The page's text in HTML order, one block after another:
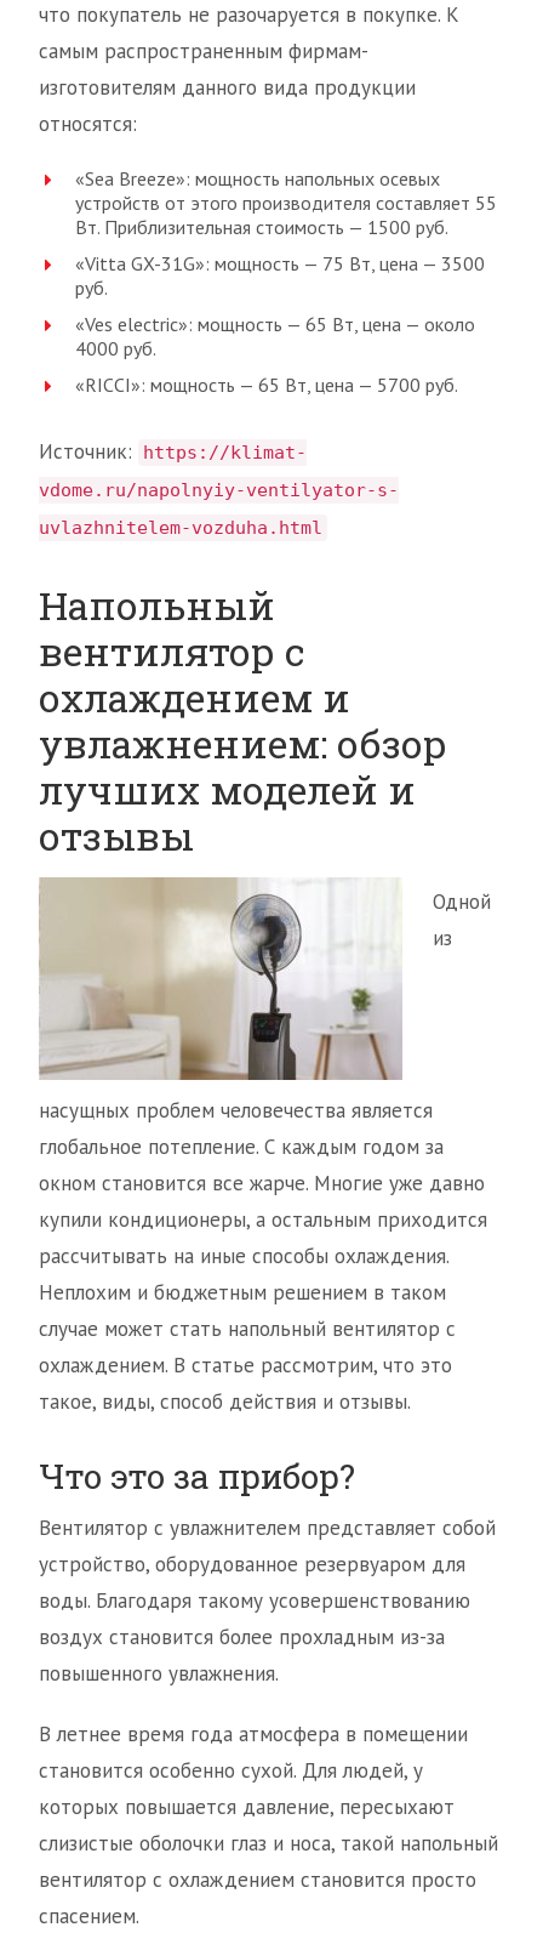
что покупатель не разочаруется в покупке. К
самым распространенным фирмам-
изготовителям данного вида продукции
относятся:
«Sea Breeze»: мощность напольных осевых
устройств от этого производителя составляет 55
Вт. Приблизительная стоимость — 1500 руб.
«Vitta GX-31G»: мощность — 75 Вт, цена — 3500
руб.
«Ves electric»: мощность — 65 Вт, цена — около
4000 руб.
«RICCI»: мощность — 65 Вт, цена — 5700 руб.
Источник:
https://klimat-
vdome.ru/napolnyiy-ventilyator-s-
uvlazhnitelem-vozduha.html
Напольный
вентилятор с
охлаждением и
увлажнением: обзор
лучших моделей и
отзывы
Одной
из
насущных проблем человечества является
глобальное потепление. С каждым годом за
окном становится все жарче. Многие уже давно
купили кондиционеры, а остальным приходится
рассчитывать на иные способы охлаждения.
Неплохим и бюджетным решением в таком
случае может стать напольный вентилятор с
охлаждением. В статье рассмотрим, что это
такое, виды, способ действия и отзывы.
Что это за прибор?
Вентилятор с увлажнителем представляет собой
устройство, оборудованное резервуаром для
воды. Благодаря такому усовершенствованию
воздух становится более прохладным из-за
повышенного увлажнения.
В летнее время года атмосфера в помещении
становится особенно сухой. Для людей, у
которых повышается давление, пересыхают
слизистые оболочки глаз и носа, такой напольный
вентилятор с охлаждением становится просто
спасением.